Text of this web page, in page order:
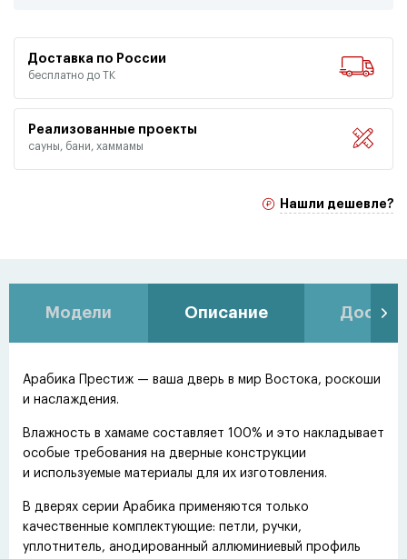
Доставка по России
бесплатно до ТК
Реализованные проекты
сауны, бани, хаммамы
Нашли дешевле?
Модели Описание
Арабика Престиж — ваша дверь в мир Востока, роскоши
и наслаждения.
Влажность в хамаме составляет 100% и это накладывает
особые требования на дверные конструкции
и используемые материалы для их изготовления.
В дверях серии Арабика применяются только
качественные комплектующие: петли, ручки,
уплотнитель, анодированный аллюминиевый профиль